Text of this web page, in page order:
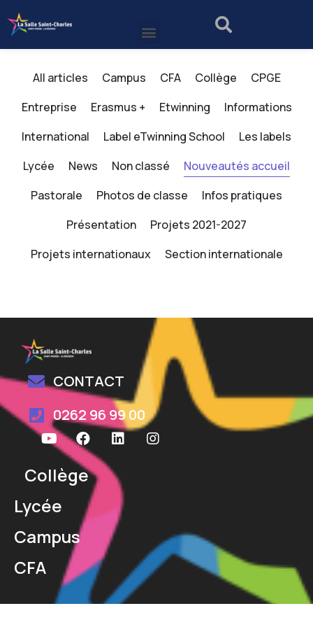
All articles Campus CFA Collège
CPGE
Entreprise
Erasmus + Etwinning
Informations
International
Label eTwinning School
Les labels
Lycée
News Non classé
Nouveautés accueil
Pastorale
Photos de classe
Infos pratiques
Présentation
Projets 2021-2027
Projets internationaux
Section internationale
CONTACT
0262 96 99 00
Collège
Lycée
Campus
CFA